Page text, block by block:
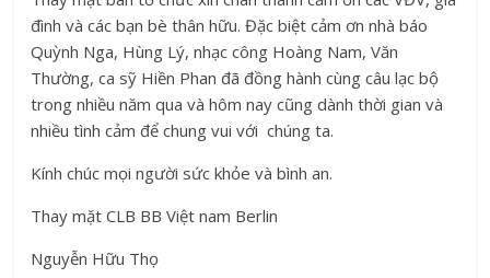
đình và các bạn bè thân hữu. Đặc biệt cảm ơn nhà báo
Quỳnh Nga, Hùng Lý, nhạc công Hoàng Nam, Văn
Thường, ca sỹ Hiền Phan đã đồng hành cùng câu lạc bộ
trong nhiều năm qua và hôm nay cũng dành thời gian và
nhiều tình cảm để chung vui với chúng ta.
Kính chúc mọi người sức khỏe và bình an.
Thay mặt CLB BB Việt nam Berlin
Nguyễn Hữu Thọ